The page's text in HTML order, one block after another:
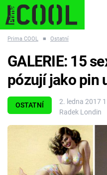
ESCAPE PLNEJ KOTEL
Témata
Prima COOL ■ Ostatní
OSTATNÍ
2. ledna 2017
Radek Londin
GALERIE: 15
pózují jako pin